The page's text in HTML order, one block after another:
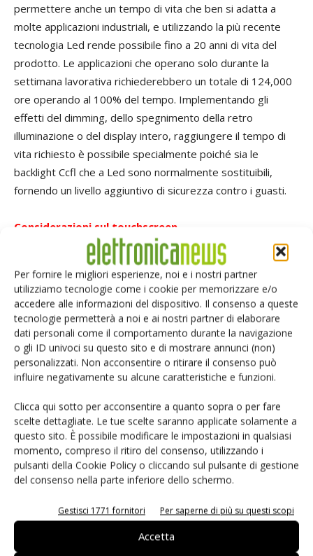
Per fornire le migliori esperienze, noi e i nostri partner
utilizziamo tecnologie come i cookie per memorizzare e/o
accedere alle informazioni del dispositivo. Il consenso a queste
tecnologie permetterà a noi e ai nostri partner di elaborare
dati personali come il comportamento durante la navigazione
o gli ID univoci su questo sito e di mostrare annunci (non)
personalizzati. Non acconsentire o ritirare il consenso può
influire negativamente su alcune caratteristiche e funzioni.
Clicca qui sotto per acconsentire a quanto sopra o per fare
scelte dettagliate. Le tue scelte saranno applicate solamente a
questo sito. È possibile modificare le impostazioni in qualsiasi
momento, compreso il ritiro del consenso, utilizzando i
pulsanti della Cookie Policy o cliccando sul pulsante di gestione
del consenso nella parte inferiore dello schermo.
Gestisci 1771 fornitori Per saperne di più su questi scopi
Accetta
permettere anche un tempo di vita che ben si adatta a
molte applicazioni industriali, e utilizzando la più recente
tecnologia Led rende possibile fino a 20 anni di vita del
prodotto. Le applicazioni che operano solo durante la
settimana lavorativa richiederebbero un totale di 124,000
ore operando al 100% del tempo. Implementando gli
effetti del dimming, dello spegnimento della retro
illuminazione o del display intero, raggiungere il tempo di
vita richiesto è possibile specialmente poiché sia le
backlight Ccfl che a Led sono normalmente sostituibili,
fornendo un livello aggiuntivo di sicurezza contro i guasti.
Considerazioni sul touchscreen
I tipi più comuni usati oggi nei display industriali sono
resistivi a 5 fili e Pct(Projected Capacitive Technology)
offrono una buona sensibilità al tocco, opzioni di
interfacciamento e possono essere forniti come unità add-
on o installati in fabbrica dal fornitore. L'uso del
touchscreen di qualsiasi tipo diminuirà la luminosità del
pannello di circa un 20% per il resistivo e da 10 a 15% per il
retroilluminazione, diminuendo così la sua vita operativa. I
display resistivi tendono ad essere realizzati usando un
materiale morbido per la superficie, producendo un minor
impatto, una resistenza ai graffi e una durata di circa 3
milioni di tocchi. La linearità e il drift possono essere un
l'interfacciamento può essere fatto direttamente via
analogica o seriale attraverso un controllore touch